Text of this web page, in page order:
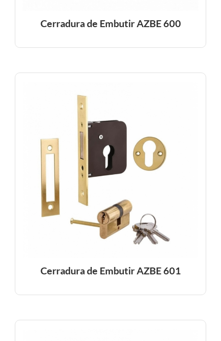
Cerradura de Embutir AZBE 600
Cerradura de Embutir AZBE 601